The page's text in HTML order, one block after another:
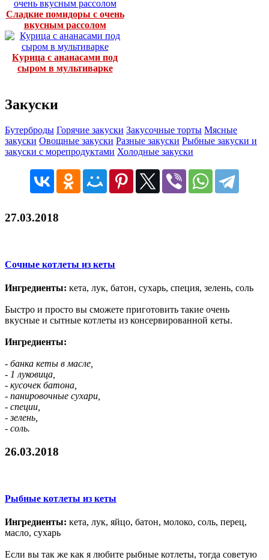
Сладкие помидоры с очень
вкусным рассолом
Курица с ананасами под
сыром в мультиварке
Закуски
Бутерброды Горячие закуски Закусочные торты Мясные
закуски Овощные закуски Разные закуски Рыбные закуски и
закуски с морепродуктами Холодные закуски
27.03.2018
Сочные котлеты из кеты
Ингредиенты: кета, лук, батон, сухарь, специя, зелень, соль
Быстро и просто вы сможете приготовить такие очень
вкусные и сытные котлеты из консервированной кеты.
Ингредиенты:
- банка кеты в масле,
- 1 луковица,
- кусочек батона,
- панировочные сухари,
- специи,
- зелень,
- соль.
26.03.2018
Рыбные котлеты из кеты
Ингредиенты: кета, лук, яйцо, батон, молоко, соль, перец,
масло, сухарь
Если вы так же как я любите рыбные котлеты, тогда советую